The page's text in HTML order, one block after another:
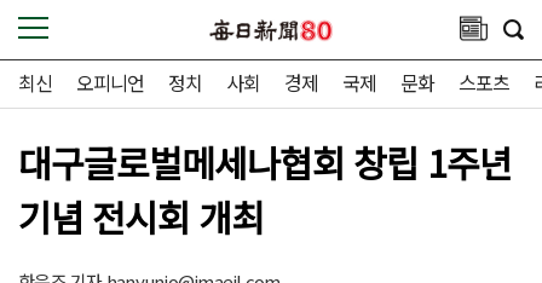
최신 오피니언 정치 사회 경제 국제 문화 스포츠
대구글로벌메세나협회 창립 1주년
기념 전시회 개최